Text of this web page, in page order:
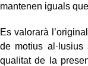
mantenen iguals
Es valorarà
de motius
qualitat de la